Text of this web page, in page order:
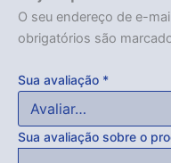
O seu endereço de e-
obrigatórios são
Sua avaliação *
Sua avaliação sobre o